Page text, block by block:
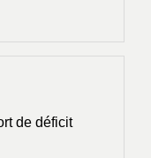
de déficit